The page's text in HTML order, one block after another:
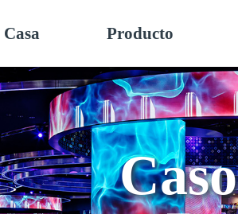
Casa Producto
Caso